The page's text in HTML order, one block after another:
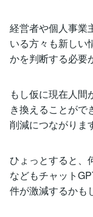
経営者や個人事業
いる方々も新しい
かを判断する必要
もし仮に現在人間
き換えることがで
削減につながりま
ひょっとすると、
などもチャット
件が激減するかも